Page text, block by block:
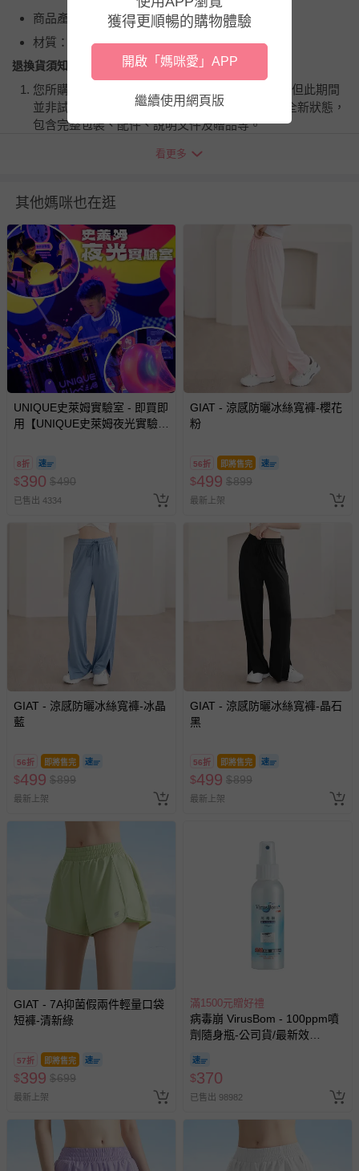
商品產地（國）：台灣
材質：100%聚酯纖維
退換貨須知
您所購買的商品享有7天的鑑賞期／猶豫期權益，但此期間
並非試用期，您所退回的商品必須是未經使用的全新狀態，
包含完整包裝、配件、說明文件及贈品等。
退貨，您可至『查詢訂單』>『已出貨』中查詢該筆訂單，
至媽咪愛 LINE@客服ID: @mamilove
我們將依序為您處理
與服務，謝謝。
針對滿件折/滿額贈…等活動，如因部份退貨，而該訂單保
留商品未達活動門檻，將以原價計算，活動贈品亦需一併退
回。
部分商品依據消費者保護法的規定，不適用七天鑑賞期/猶
豫期範圍：
易於腐敗、保存期限較短或解約時即將逾期（例如生鮮
商品、食品等）。
報紙、期刊或雜誌（惟書籍如經拆封、使用，則酌收整
新費用）。
等）。
非以有形媒介提供之數位內容或一經提供即為完成之線
上服務，經消費者事先同意始提供（例如線上課程、遊
戲或活動點數等）。
已拆封之以下類型商品：
-個人衛生用品（例如尿布、貼身衣物、泳裝、襪子、地
墊、寢具類等）。
-新生兒親膚衣物（嬰幼兒包巾與背巾、包屁衣、學習
褲、紗布衣等）。
-接觸性孕哺產品（奶嘴、奶瓶、擠乳器、哺乳衣、托腹
示字句等說明貼紙、封條者。
國際航空、客運、訂房等服務。
相關的退換貨辦理流程，可詳見：
其他常見問題：
運送服務：目前提供的運送僅限台灣本島。如您位於離島地
區，可能會無法配送，或須依據商品需加收離島運費。廠商
亦保留出貨與否的權利。離島、偏遠地區、樓層親送等加價
費用，可能會另需加收。
商品實際的配達日期，可於訂單個人資料內的查詢訂單內，
已出貨通知之訊息為主。
如您收到商品，請依正常流程檢查是否完好，若商品遇瑕疵
情形，您可申請更換新品或退貨，請見： 退貨的辦理流程。
若您對於會員帳號、商品訂購與資訊、購物流程、付款方
式、折價券與購物金的使用、退貨及商品運送方式等有疑
問，你可詳見：
媽咪愛客服中心。
助取消退款事宜。
商品如因「價格、組合」等錯誤原因，導致無法安排出貨，
看更多
其他媽咪也在逛
UNIQUE史萊姆實驗室 - 即買即
用【UNIQUE史萊姆夜光實驗室
訂單編號兌換，逾期作廢) (大
人小孩均一價(3歲以上需購票))
8折
$390 $490
已售出 4334
GIAT - 涼感防曬冰絲寬褲-櫻花
粉
56折 即將售完
$499 $899
最新上架
GIAT - 涼感防曬冰絲寬褲-冰晶
藍
56折 即將售完
$499 $899
最新上架
GIAT - 涼感防曬冰絲寬褲-晶石
黑
56折 即將售完
$499 $899
最新上架
GIAT - 7A抑菌假兩件輕量口袋
短褲-清新綠
57折 即將售完
$399 $699
最新上架
滿1500元贈好禮
病毒崩 VirusBom - 100ppm噴
劑隨身瓶-公司貨/最新效
$370
已售出 98982
獲得更順暢的購物體驗
開啟「媽咪愛」APP
繼續使用網頁版